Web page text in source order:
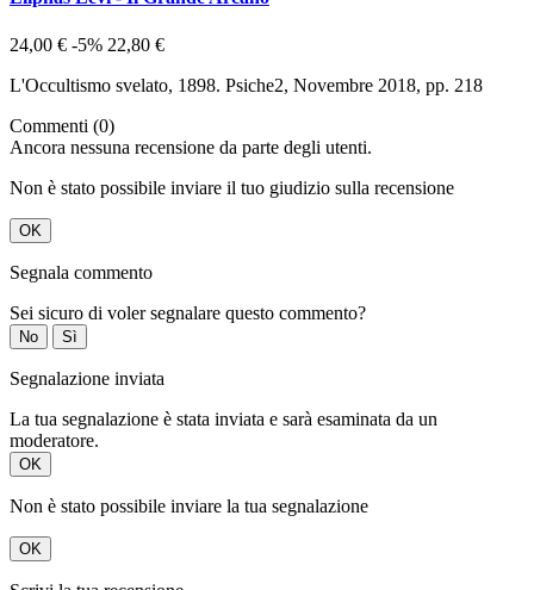
24,00 € -5% 22,80 €
L'Occultismo svelato, 1898. Psiche2, Novembre 2018, pp. 218
Commenti (0)
Ancora nessuna recensione da parte degli utenti.
Non è stato possibile inviare il tuo giudizio sulla recensione
OK
Segnala commento
Sei sicuro di voler segnalare questo commento?
No Sì
Segnalazione inviata
La tua segnalazione è stata inviata e sarà esaminata da un
moderatore.
OK
Non è stato possibile inviare la tua segnalazione
OK